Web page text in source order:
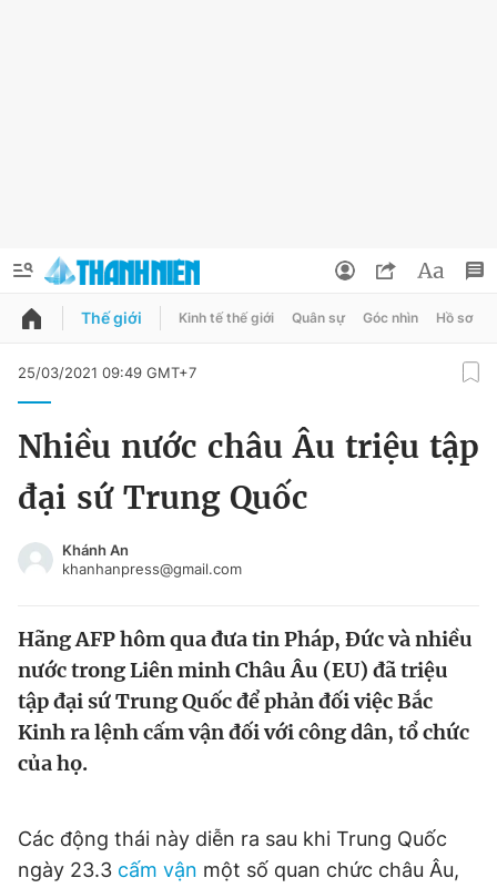
QUẢNG CÁO
Chào ngày mới
Tin thị trường Tin 360
Video Magazine
Tiện ích Bạn cần biết
Đổi mật khẩu
Tin đã lưu
Tin đã xem
Thế giới Kinh tế thế giới Quân sự Góc nhìn Hồ sơ
25/03/2021 09:49 GMT+7
Nhiều nước châu Âu triệu tập
đại sứ Trung Quốc
Khánh An
khanhanpress@gmail.com
Hãng AFP hôm qua đưa tin Pháp, Đức và nhiều
nước trong Liên minh Châu Âu (EU) đã triệu
tập đại sứ Trung Quốc để phản đối việc Bắc
Kinh ra lệnh cấm vận đối với công dân, tổ chức
của họ.
Các động thái này diễn ra sau khi Trung Quốc
ngày 23.3 cấm vận một số quan chức châu Âu,